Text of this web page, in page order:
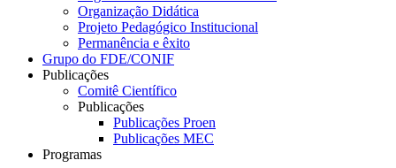
Organização Didática
Projeto Pedagógico Institucional
Permanência e êxito
Grupo do FDE/CONIF
Publicações
Comitê Científico
Publicações
Publicações Proen
Publicações MEC
Programas